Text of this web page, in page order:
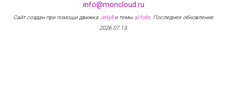
info@moncloud.ru
Сайт создан при помощи движка Jekyllи темы al-folio. Последнее обновление:
2026.07.13.